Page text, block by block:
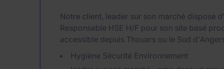
Notre client, leader sur son marché dispose
Responsable HSE H/F pour son site basé
accessible depuis Thouars ou le Sud
Hygiène Sécurité Environnement